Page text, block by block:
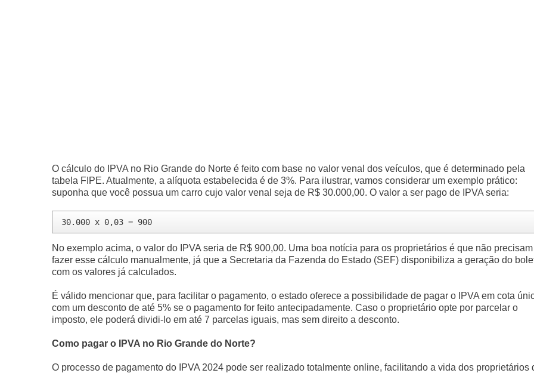
O cálculo do IPVA no Rio Grande do Norte é feito com base no valor venal dos veículos, que é determinado pela
tabela FIPE. Atualmente, a alíquota estabelecida é de 3%. Para ilustrar, vamos considerar um exemplo prático:
suponha que você possua um carro cujo valor venal seja de R$ 30.000,00. O valor a ser pago de IPVA seria:
30.000 x 0,03 = 900
No exemplo acima, o valor do IPVA seria de R$ 900,00. Uma boa notícia para os proprietários é que não precisam
fazer esse cálculo manualmente, já que a Secretaria da Fazenda do Estado (SEF) disponibiliza a geração do
com os valores já calculados.
É válido mencionar que, para facilitar o pagamento, o estado oferece a possibilidade de pagar o IPVA em cota
com um desconto de até 5% se o pagamento for feito antecipadamente. Caso o proprietário opte por parcelar o
imposto, ele poderá dividi-lo em até 7 parcelas iguais, mas sem direito a desconto.
Como pagar o IPVA no Rio Grande do Norte?
O processo de pagamento do IPVA 2024 pode ser realizado totalmente online, facilitando a vida dos proprietários